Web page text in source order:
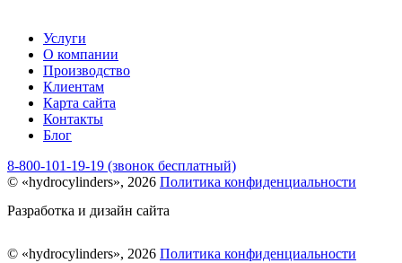
Услуги
О компании
Производство
Клиентам
Карта сайта
Контакты
Блог
8-800-101-19-19 (звонок бесплатный)
© «hydrocylinders», 2026 Политика конфиденциальности
Разработка и дизайн сайта
© «hydrocylinders», 2026 Политика конфиденциальности